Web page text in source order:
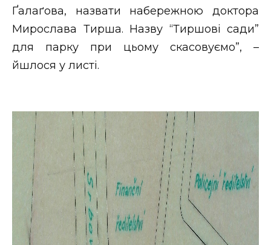
Ґалаґова, назвати набережною доктора
Мирослава Тирша. Назву “Тиршові сади”
для парку при цьому скасовуємо”, –
йшлося у листі.